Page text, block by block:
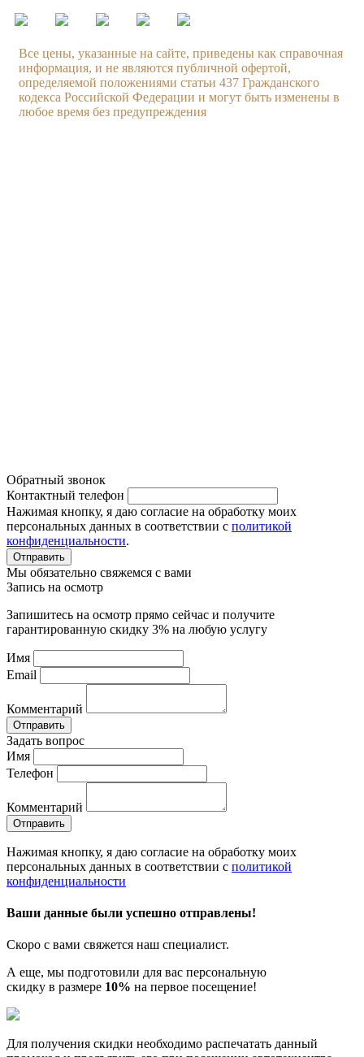
Все цены, указанные на сайте, приведены как справочная
информация, и не являются публичной офертой,
определяемой положениями статьи 437 Гражданского
кодекса Российской Федерации и могут быть изменены в
любое время без предупреждения
Обратный звонок
Контактный телефон
Нажимая кнопку, я даю согласие на обработку моих
персональных данных в соответствии с политикой
конфиденциальности.
Отправить
Мы обязательно свяжемся с вами
Запись на осмотр
Запишитесь на осмотр прямо сейчас и получите
гарантированную скидку 3% на любую услугу
Имя
Email
Комментарий
Отправить
Задать вопрос
Имя
Телефон
Комментарий
Отправить
Нажимая кнопку, я даю согласие на обработку моих
персональных данных в соответствии с политикой
конфиденциальности
Ваши данные были успешно отправлены!
Скоро с вами свяжется наш специалист.
А еще, мы подготовили для вас персональную
скидку в размере 10% на первое посещение!
Для получения скидки необходимо распечатать данный